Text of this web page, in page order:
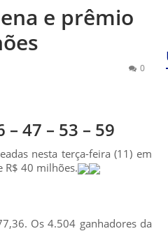
e prêmio
0
47 – 53 – 59
nesta terça-feira (11) em
R$ 40 milhões.
Os 4.504 ganhadores da